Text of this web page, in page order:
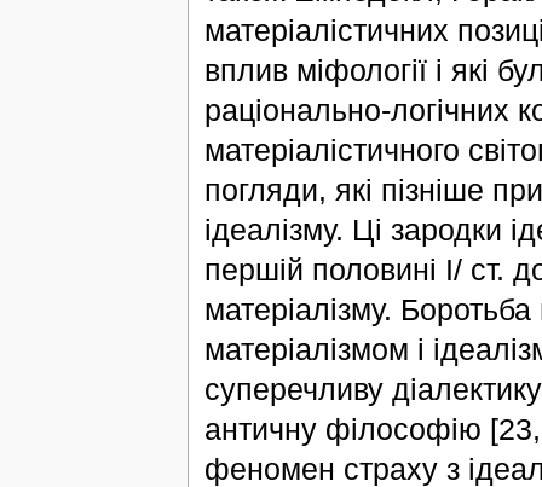
матеріалістичних
вплив міфології і які
раціонально-логічних
матеріалістичного
погляди, які пізніше
ідеалізму. Ці зародки
першій половині І/ ст.
матеріалізму.
матеріалізмом і
суперечливу
античну філософію
феномен страху з